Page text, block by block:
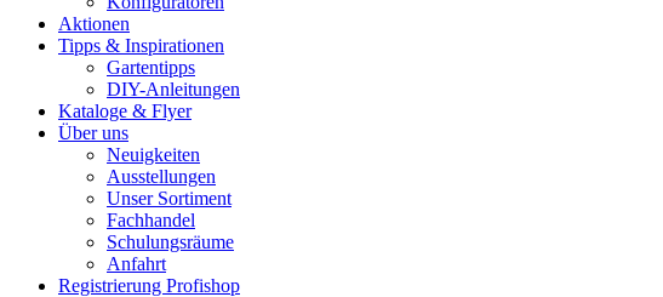
Aktionen
Tipps & Inspirationen
Gartentipps
DIY-Anleitungen
Kataloge & Flyer
Über uns
Neuigkeiten
Ausstellungen
Unser Sortiment
Fachhandel
Schulungsräume
Anfahrt
Registrierung Profishop